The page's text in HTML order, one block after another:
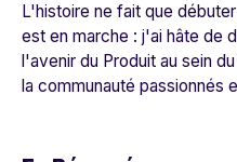
L'histoire ne fait que
est en marche : j'ai hâte de
l'avenir du Produit au sein
la communauté passionnés